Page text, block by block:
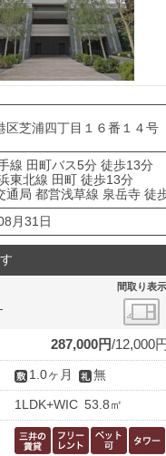
区芝浦四丁目１６番１４号
線 田町バス5分 徒歩13分
東北線 田町 徒歩13分
通局 都営浅草線 泉岳寺 徒
月31日
間取り表示
287,000円 12,000円
1.0ヶ月 無
1LDK+WIC 53.8㎡